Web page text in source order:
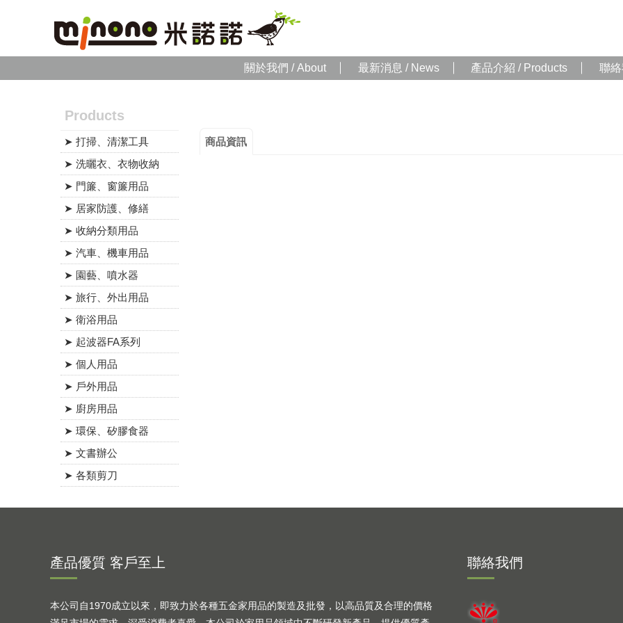
關於我們 / About 最新消息 / News 產品介紹 / Products 聯
Products
➤ 打掃、清潔工具
➤ 洗曬衣、衣物收納
➤ 門簾、窗簾用品
➤ 居家防護、修繕
➤ 收納分類用品
➤ 汽車、機車用品
➤ 園藝、噴水器
➤ 旅行、外出用品
➤ 衛浴用品
➤ 起波器FA系列
➤ 個人用品
➤ 戶外用品
➤ 廚房用品
➤ 環保、矽膠食器
➤ 文書辦公
➤ 各類剪刀
商品資訊
產品優質 客戶至上
本公司自1970成立以來，即致力於各種五金家用品的製造及批發，以高品質及合理的價格
聯絡我們